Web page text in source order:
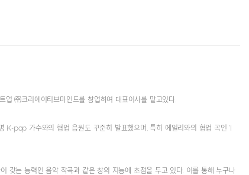
㈜크리에이티브마인드를 창업하여 대표이사를 맡고있다.
pop 가수와의 협업 음원도 꾸준히 발표했으며, 특히 에일리와의 협업 곡인 ‘I
갖는 능력인 음악 작곡과 같은 창의 지능에 초점을 두고 있다. 이를 통해 누구나